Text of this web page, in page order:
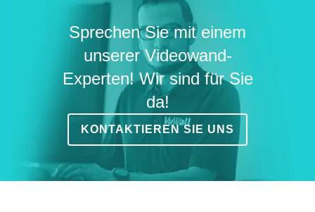
Sprechen Sie mit einem
unserer Videowand-
Experten! Wir sind für Sie
da!
KONTAKTIEREN SIE UNS